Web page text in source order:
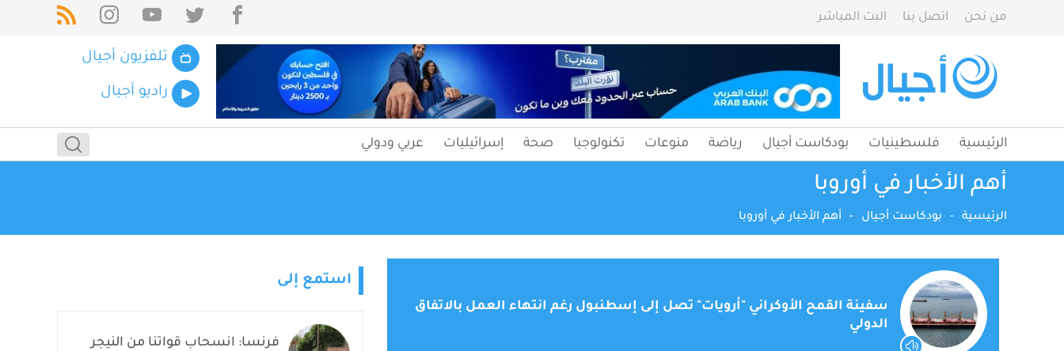
من نحن اتصل بنا البث المباشر
تلفزيون أجيال
راديو أجيال
الرئيسية فلسطينيات بودكاست أجيال رياضة منوعات تكنولوجيا صحة إسرائيليات عربي ودولي
أهم الأخبار في أوروبا
الرئيسية - بودكاست أجيال - أهم الأخبار في أوروبا
سفينة القمح الأوكراني "أرويات" تصل إلى إسطنبول رغم انتهاء العمل بالاتفاق
الدولي
استمع إلى
فرنسا: انسحاب قواتنا من النيجر